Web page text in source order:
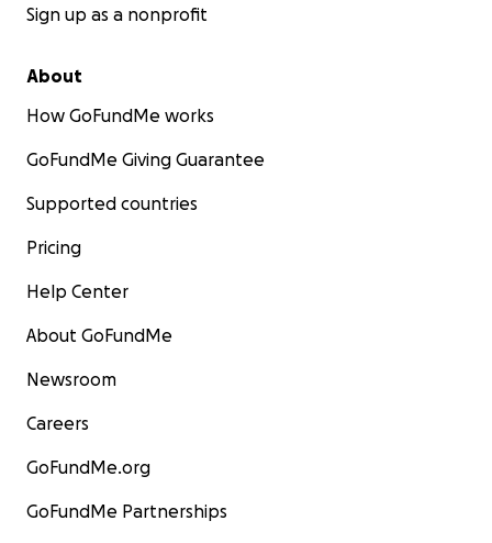
Sign up as a nonprofit
About
How GoFundMe works
GoFundMe Giving Guarantee
Supported countries
Pricing
Help Center
About GoFundMe
Newsroom
Careers
GoFundMe.org
GoFundMe Partnerships